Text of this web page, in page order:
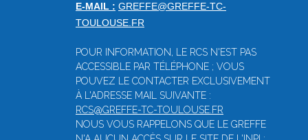
E-MAIL : GREFFE@GREFFE-TC-
TOULOUSE.FR
POUR INFORMATION, LE RCS N'EST PAS
ACCESSIBLE PAR TÉLÉPHONE ; VOUS
POUVEZ LE CONTACTER EXCLUSIVEMENT
À L'ADRESSE MAIL SUIVANTE :
RCS@GREFFE-TC-TOULOUSE.FR
NOUS VOUS RAPPELONS QUE LE GREFFE